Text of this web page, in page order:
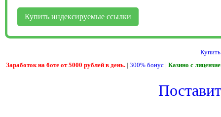
Купить индексируемые ссылки
Заработок на боте от 5000 рублей в день. | 300% бонус | Казино с